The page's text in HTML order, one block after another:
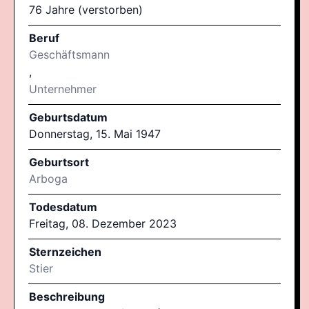
76 Jahre (verstorben)
Beruf
Geschäftsmann
,
Unternehmer
Geburtsdatum
Donnerstag, 15. Mai 1947
Geburtsort
Arboga
Todesdatum
Freitag, 08. Dezember 2023
Sternzeichen
Stier
Beschreibung